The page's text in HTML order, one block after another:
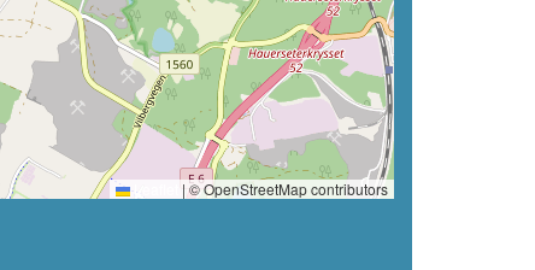
Leaflet | © OpenStreetMap contributors